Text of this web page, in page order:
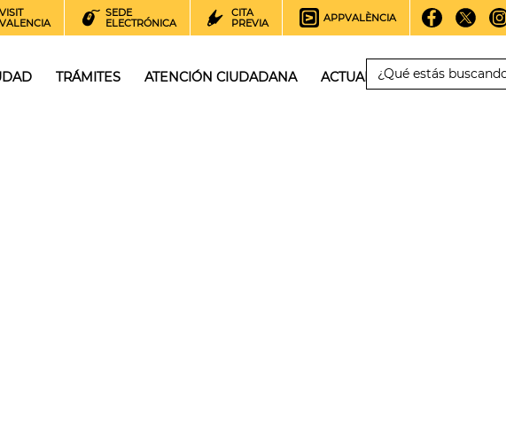
VISIT
VALENCIA
SEDE
ELECTRÓNICA
CITA
PREVIA
APPVALÈNCIA
TRÁMITES ATENCIÓN CIUDADANA ACTUALIDAD